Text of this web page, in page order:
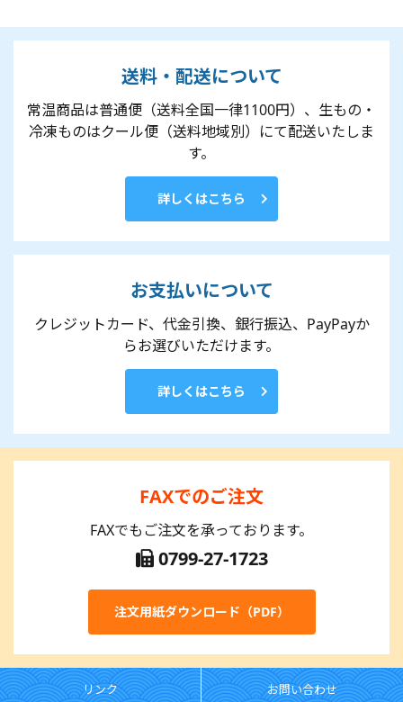
送料・配送について
常温商品は普通便（送料全国一律1100円）、生もの・
冷凍ものはクール便（送料地域別）にて配送いたしま
す。
詳しくはこちら
お支払いについて
クレジットカード、代金引換、銀行振込、PayPayか
らお選びいただけます。
詳しくはこちら
FAXでのご注文
FAXでもご注文を承っております。
0799-27-1723
注文用紙ダウンロード（PDF）
リンク お問い合わせ